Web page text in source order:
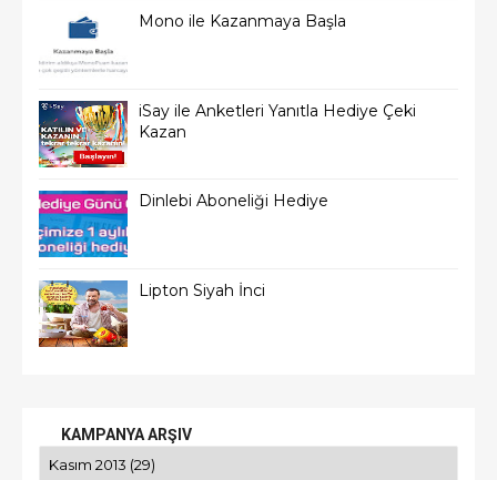
Mono ile Kazanmaya Başla
iSay ile Anketleri Yanıtla Hediye Çeki
Kazan
Dinlebi Aboneliği Hediye
Lipton Siyah İnci
KAMPANYA ARŞIV